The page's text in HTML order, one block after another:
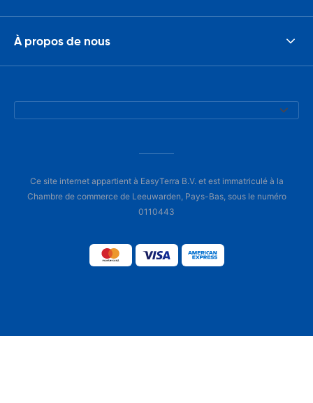
À propos de nous
Ce site internet appartient à EasyTerra B.V. et est immatriculé à la
Chambre de commerce de Leeuwarden, Pays-Bas, sous le numéro
0110443